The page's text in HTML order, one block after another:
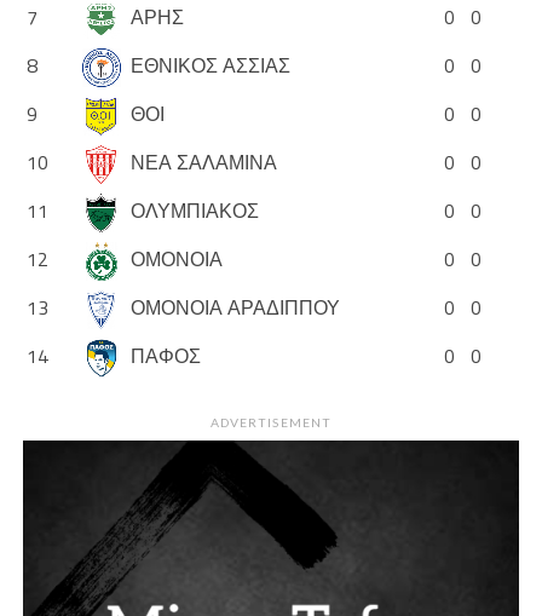
7
ΑΡΗΣ 0 0
8
ΕΘΝΙΚΟΣ ΑΣΣΙΑΣ 0 0
9
ΘΟΙ 0 0
10
ΝΕΑ ΣΑΛΑΜΙΝΑ 0 0
11
ΟΛΥΜΠΙΑΚΟΣ 0 0
12
ΟΜΟΝΟΙΑ 0 0
13
ΟΜΟΝΟΙΑ ΑΡΑΔΙΠΠΟΥ 0 0
14
ΠΑΦΟΣ 0 0
ADVERTISEMENT